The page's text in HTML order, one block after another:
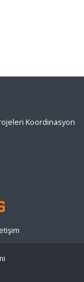
Koordinasyon